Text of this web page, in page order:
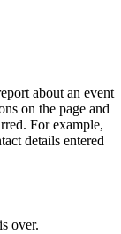
about an event
on the page and
For example,
details entered
over.